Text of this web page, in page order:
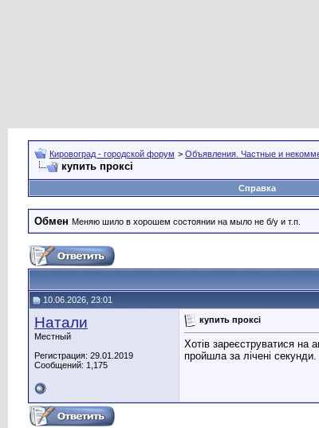
Кировоград - городской форум > Объявления. Частные и
купить проксі
Справка
Обмен Меняю шило в хорошем состоянии на мыло не б/у и т.п.
10.06.2026, 23:01
Натали
Местный
Регистрация: 29.01.2019
Сообщений: 1,175
купить проксі
Хотів зареєструватися на
пройшла за лічені